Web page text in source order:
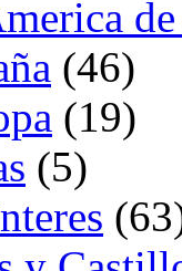
(46)
(19)
(5)